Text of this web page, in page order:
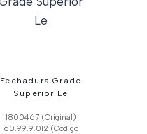
Fechadura Grade
Superior Le
1800467 (Original)
60.99.9.012 (Código